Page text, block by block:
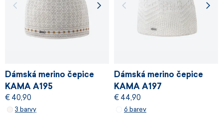
Dámská merino čepice
KAMA A195
€ 40,90
3 barvy
Dámská merino čepice
KAMA A197
€ 44,90
6 barev